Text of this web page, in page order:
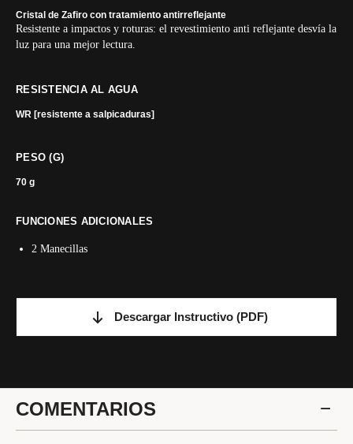
Cristal de Zafiro con tratamiento antirreflejante
Resistente a impactos y roturas: el revestimiento anti reflejante desvía la
luz para una mejor lectura.
RESISTENCIA AL AGUA
WR [resistente a salpicaduras]
PESO (G)
70 g
FUNCIONES ADICIONALES
2 Manecillas
Descargar Instructivo (PDF)
COMENTARIOS